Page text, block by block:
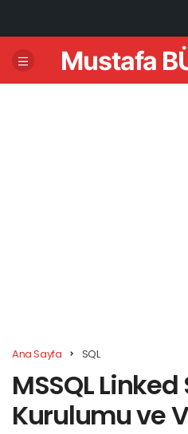
Mustafa
Ana Sayfa SQL
MSSQL
Kurulumu ve